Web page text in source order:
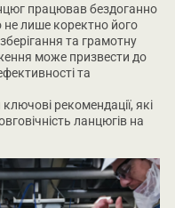
працював бездоганно
лише коректно його
та грамотну
може призвести до
та
рекомендації, які
ланцюгів на